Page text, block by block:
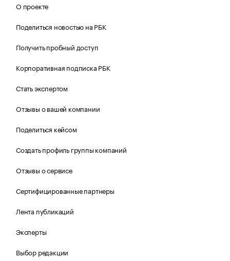
О проекте
Поделиться новостью на РБК
Получить пробный доступ
Корпоративная подписка РБК
Стать экспертом
Отзывы о вашей компании
Поделиться кейсом
Создать профиль группы компаний
Отзывы о сервисе
Сертифицированные партнеры
Лента публикаций
Эксперты
Выбор редакции